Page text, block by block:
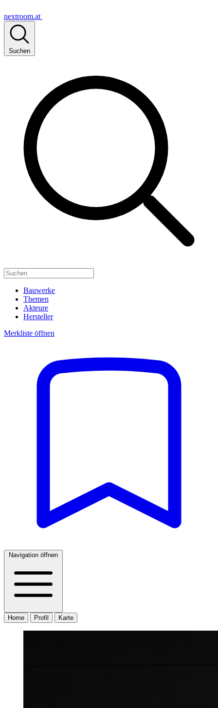
nextroom.at
Suchen
Bauwerke
Themen
Akteure
Hersteller
Merkliste öffnen
Navigation öffnen
Home Profil Karte